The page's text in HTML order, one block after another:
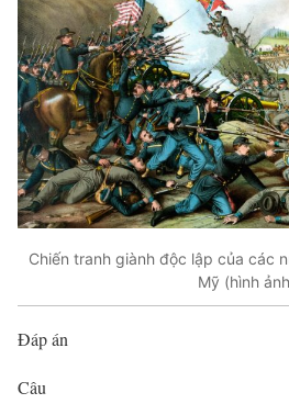
Chiến tranh giành độc lập của các
Mỹ (hình
Đáp án
Câu